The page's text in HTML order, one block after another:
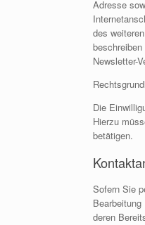
Adresse
des
Newsletter-
Die
Hierzu
betätigen.
Sofern Sie
deren